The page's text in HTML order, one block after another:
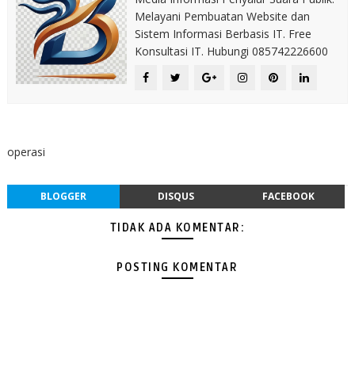
Melayani Pembuatan Website dan
Sistem Informasi Berbasis IT. Free
Konsultasi IT. Hubungi 085742226600
operasi
BLOGGER DISQUS FACEBOOK
TIDAK ADA KOMENTAR:
POSTING KOMENTAR